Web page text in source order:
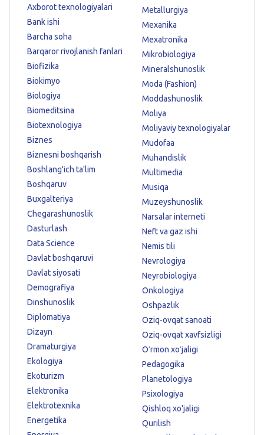
Axborot texnologiyalari
Bank ishi
Barcha soha
Barqaror rivojlanish fanlari
Biofizika
Biokimyo
Biologiya
Biomeditsina
Biotexnologiya
Biznes
Biznesni boshqarish
Boshlang'ich ta'lim
Boshqaruv
Buxgalteriya
Chegarashunoslik
Dasturlash
Data Science
Davlat boshqaruvi
Davlat siyosati
Demografiya
Dinshunoslik
Diplomatiya
Dizayn
Dramaturgiya
Ekologiya
Ekoturizm
Elektronika
Elektrotexnika
Energetika
Metallurgiya
Mexanika
Mexatronika
Mikrobiologiya
Mineralshunoslik
Moda (Fashion)
Moddashunoslik
Moliya
Moliyaviy texnologiyalar
Mudofaa
Muhandislik
Multimedia
Musiqa
Muzeyshunoslik
Narsalar interneti
Neft va gaz ishi
Nemis tili
Nevrologiya
Neyrobiologiya
Onkologiya
Oshpazlik
Oziq-ovqat sanoati
Oziq-ovqat xavfsizligi
Oʻrmon xoʻjaligi
Pedagogika
Planetologiya
Psixologiya
Qishloq xo'jaligi
Qurilish